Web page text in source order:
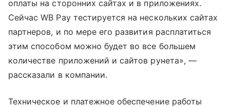
оплаты на сторонних сайтах и в приложениях.
Сейчас WB Pay тестируется на нескольких сайтах
партнеров, и по мере его развития расплатиться
этим способом можно будет во все большем
количестве приложений и сайтов рунета», —
рассказали в компании.
Техническое и платежное обеспечение работы